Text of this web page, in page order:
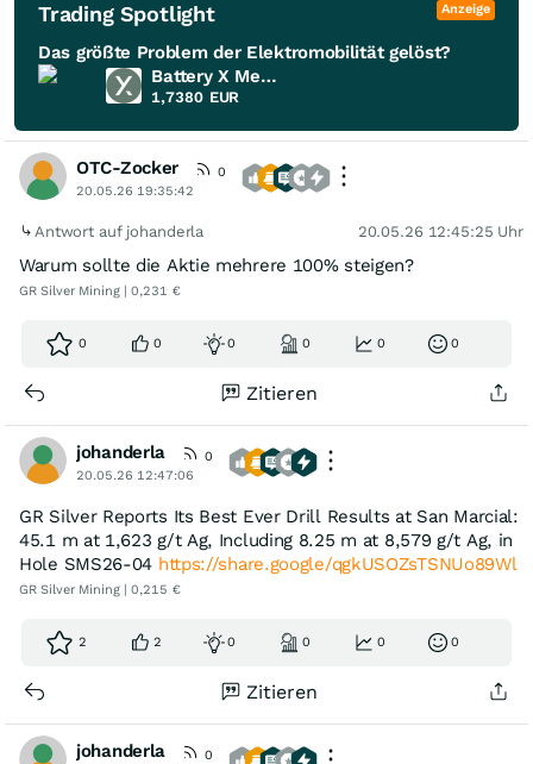
Trading Spotlight Anzeige
Das größte Problem der Elektromobilität gelöst?
Battery X Metals
1,7380 EUR
OTC-Zocker
0
20.05.26 19:35:42
Antwort auf johanderla 20.05.26 12:45:25 Uhr
Warum sollte die Aktie mehrere 100% steigen?
GR Silver Mining | 0,231 €
0 0 0 0 0 0
Zitieren
johanderla
0
20.05.26 12:47:06
GR Silver Reports Its Best Ever Drill Results at San Marcial:
45.1 m at 1,623 g/t Ag, Including 8.25 m at 8,579 g/t Ag, in
Hole SMS26-04 https://share.google/qgkUSOZsTSNUo89Wl
GR Silver Mining | 0,215 €
2 2 0 0 0 0
Zitieren
johanderla
0